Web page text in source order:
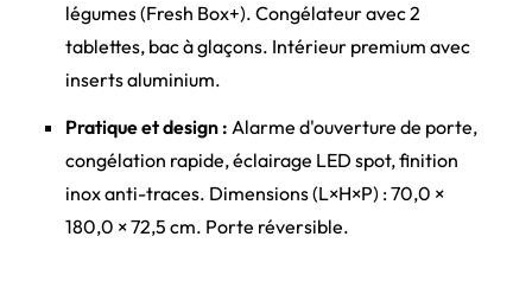
légumes (Fresh Box+). Congélateur avec 2
tablettes, bac à glaçons. Intérieur premium avec
inserts aluminium.
Pratique et design : Alarme d'ouverture de porte,
congélation rapide, éclairage LED spot, finition
inox anti-traces. Dimensions (L×H×P) : 70,0 ×
180,0 × 72,5 cm. Porte réversible.